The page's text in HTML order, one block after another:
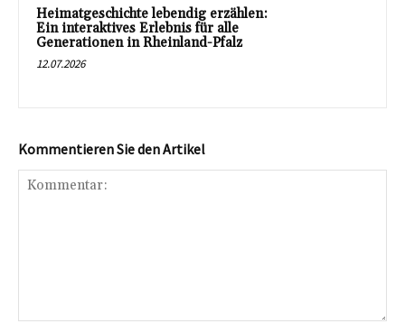
Heimatgeschichte lebendig erzählen:
Ein interaktives Erlebnis für alle
Generationen in Rheinland-Pfalz
12.07.2026
Kommentieren Sie den Artikel